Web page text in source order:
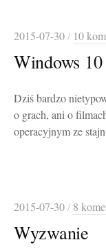
2015-07-30/ 10
Windows 10
Dziś bardzo
o grach, ani o
operacyjnym ze
2015-07-30/ 8
Wyzwanie